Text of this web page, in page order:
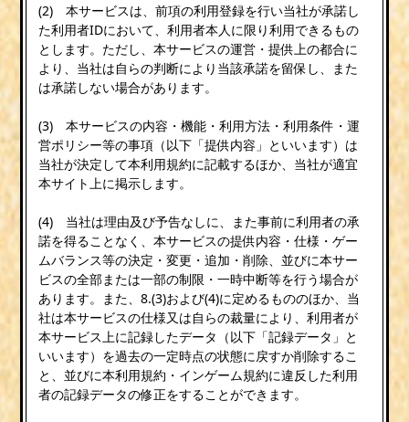
(2) 本サービスは、前項の利用登録を行い当社が承諾し
た利用者IDにおいて、利用者本人に限り利用できるもの
とします。ただし、本サービスの運営・提供上の都合に
より、当社は自らの判断により当該承諾を留保し、また
は承諾しない場合があります。
(3) 本サービスの内容・機能・利用方法・利用条件・運
営ポリシー等の事項（以下「提供内容」といいます）は
当社が決定して本利用規約に記載するほか、当社が適宜
本サイト上に掲示します。
(4) 当社は理由及び予告なしに、また事前に利用者の承
諾を得ることなく、本サービスの提供内容・仕様・ゲー
ムバランス等の決定・変更・追加・削除、並びに本サー
ビスの全部または一部の制限・一時中断等を行う場合が
あります。また、8.(3)および(4)に定めるもののほか、当
社は本サービスの仕様又は自らの裁量により、利用者が
本サービス上に記録したデータ（以下「記録データ」と
いいます）を過去の一定時点の状態に戻すか削除するこ
と、並びに本利用規約・インゲーム規約に違反した利用
者の記録データの修正をすることができます。